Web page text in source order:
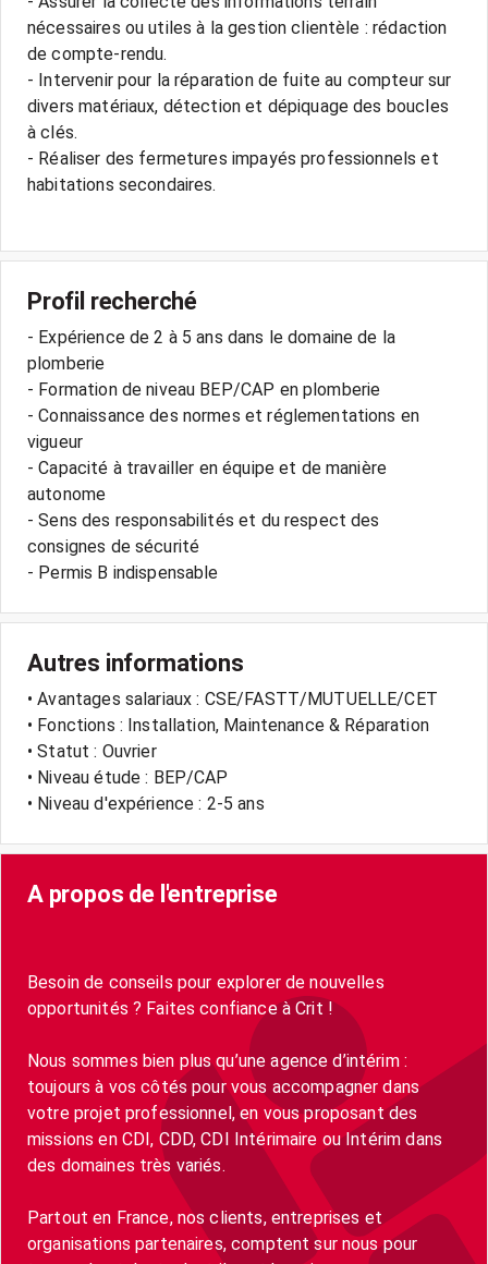
nécessaires ou utiles à la gestion clientèle : rédaction
de compte-rendu.
- Intervenir pour la réparation de fuite au compteur sur
divers matériaux, détection et dépiquage des boucles
à clés.
- Réaliser des fermetures impayés professionnels et
habitations secondaires.
Profil recherché
- Expérience de 2 à 5 ans dans le domaine de la
plomberie
- Formation de niveau BEP/CAP en plomberie
- Connaissance des normes et réglementations en
vigueur
- Capacité à travailler en équipe et de manière
autonome
- Sens des responsabilités et du respect des
consignes de sécurité
- Permis B indispensable
Autres informations
• Avantages salariaux : CSE/FASTT/MUTUELLE/CET
• Fonctions : Installation, Maintenance & Réparation
• Statut : Ouvrier
• Niveau étude : BEP/CAP
• Niveau d'expérience : 2-5 ans
A propos de l'entreprise
Besoin de conseils pour explorer de nouvelles
opportunités ? Faites confiance à Crit !
Nous sommes bien plus qu’une agence d’intérim :
toujours à vos côtés pour vous accompagner dans
votre projet professionnel, en vous proposant des
missions en CDI, CDD, CDI Intérimaire ou Intérim dans
des domaines très variés.
Partout en France, nos clients, entreprises et
organisations partenaires, comptent sur nous pour